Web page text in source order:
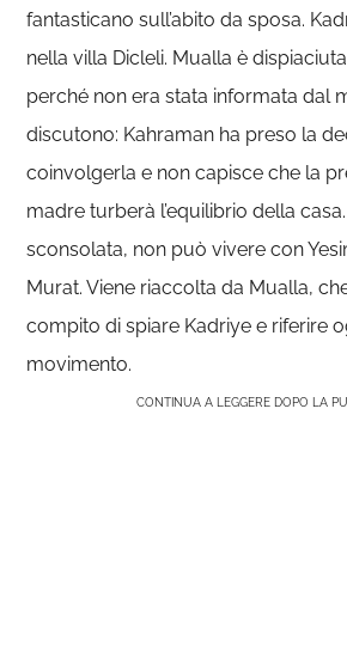
fantasticano sull’abito da sposa.
nella villa Dicleli. Mualla è
perché non era stata informata dal
discutono: Kahraman ha preso la
coinvolgerla e non capisce che la
madre turberà l’equilibrio della
sconsolata, non può vivere con
Murat. Viene riaccolta da Mualla,
compito di spiare Kadriye e riferire
movimento.
CONTINUA A LEGGERE DOPO LA